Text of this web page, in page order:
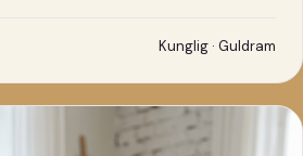
Kunglig · Guldram